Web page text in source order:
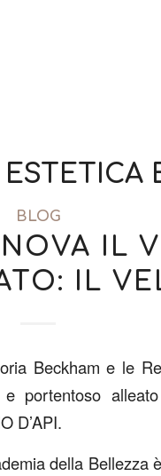
ESTETICA
BLOG
IL
IL
Beckham e le
portentoso
D’API.
della Bellezza